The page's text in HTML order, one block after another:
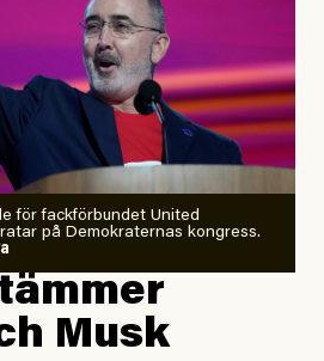
för fackförbundet United
på Demokraternas kongress.
Musk